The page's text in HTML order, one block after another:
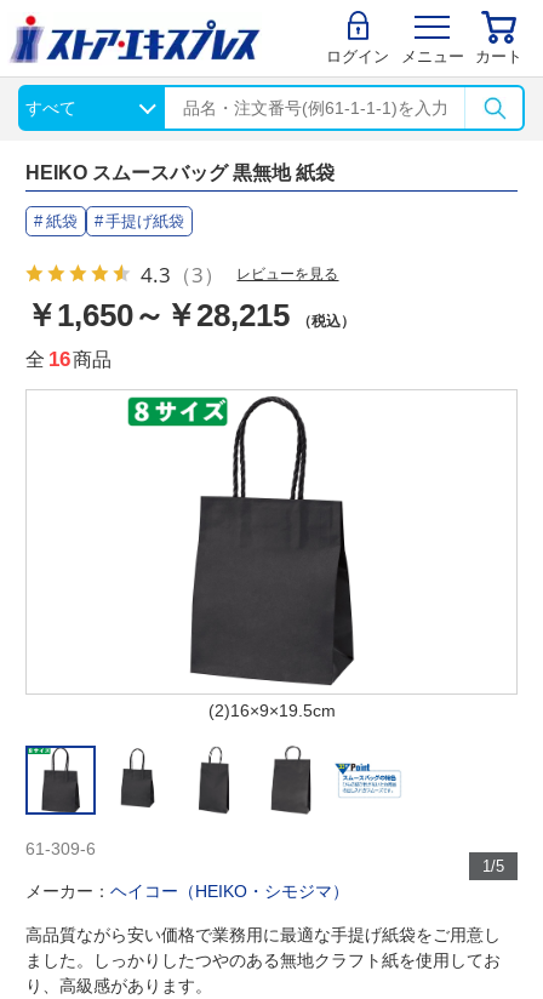
ログイン メニュー カート
HEIKO スムースバッグ 黒無地 紙袋
紙袋 手提げ紙袋
4.3 （3） レビューを見る
￥1,650～￥28,215 （税込）
全 16商品
(2)16×9×19.5cm
1/5
61-309-6
メーカー：ヘイコー（HEIKO・シモジマ）
高品質ながら安い価格で業務用に最適な手提げ紙袋をご用意し
ました。しっかりしたつやのある無地クラフト紙を使用してお
り、高級感があります。